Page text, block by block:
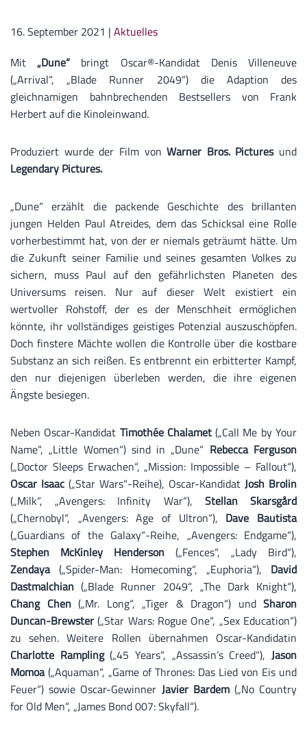
16. September 2021 | Aktuelles
Mit„Dune“ bringt Oscar®-Kandidat Denis Villeneuve
(„Arrival“, „Blade Runner 2049“) die Adaption des
gleichnamigen bahnbrechenden Bestsellers von Frank
Herbert auf die Kinoleinwand.
Produziert wurde der Film vonWarner Bros. Picturesund
Legendary Pictures.
„Dune“ erzählt die packende Geschichte des brillanten
jungen Helden Paul Atreides, dem das Schicksal eine Rolle
vorherbestimmt hat, von der er niemals geträumt hätte. Um
die Zukunft seiner Familie und seines gesamten Volkes zu
sichern, muss Paul auf den gefährlichsten Planeten des
Universums reisen. Nur auf dieser Welt existiert ein
wertvoller Rohstoff, der es der Menschheit ermöglichen
könnte, ihr vollständiges geistiges Potenzial auszuschöpfen.
Doch finstere Mächte wollen die Kontrolle über die kostbare
Substanz an sich reißen. Es entbrennt ein erbitterter Kampf,
den nur diejenigen überleben werden, die ihre eigenen
Ängste besiegen.
Neben Oscar-Kandidat Timothée Chalamet(„Call Me by Your
Name“, „Little Women“) sind in „Dune“ Rebecca Ferguson
(„Doctor Sleeps Erwachen“, „Mission: Impossible – Fallout“),
Oscar Isaac („Star Wars“-Reihe), Oscar-Kandidat Josh Brolin
(„Milk“, „Avengers: Infinity War“), Stellan Skarsgård
(„Chernobyl“, „Avengers: Age of Ultron“), Dave Bautista
(„Guardians of the Galaxy“-Reihe, „Avengers: Endgame“),
Stephen McKinley Henderson („Fences“, „Lady Bird“),
Zendaya(„Spider-Man: Homecoming“, „Euphoria“), David
Dastmalchian („Blade Runner 2049“, „The Dark Knight“),
Chang Chen(„Mr. Long“, „Tiger & Dragon“) und Sharon
Duncan-Brewster („Star Wars: Rogue One“, „Sex Education“)
zu sehen. Weitere Rollen übernahmen Oscar-Kandidatin
Charlotte Rampling(„45 Years“, „Assassin’s Creed“),Jason
Momoa(„Aquaman“, „Game of Thrones: Das Lied von Eis und
Feuer“) sowie Oscar-Gewinner Javier Bardem(„No Country
for Old Men“, „James Bond 007: Skyfall“).